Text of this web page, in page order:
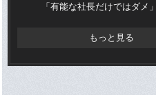
「有能な社長だけではダメ」
もっと見る